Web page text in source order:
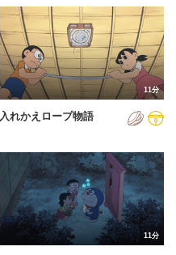
11分
入れかえロープ物語
11分